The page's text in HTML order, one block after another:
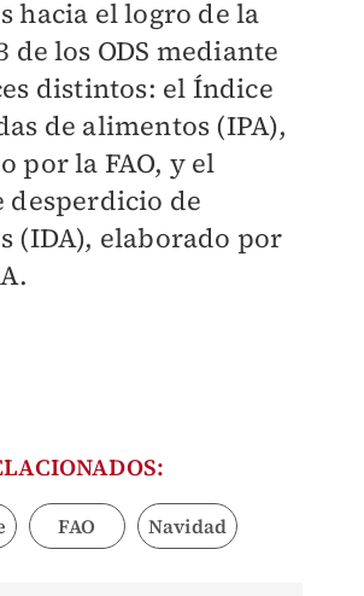
hacia el logro de la
de los ODS mediante
distintos: el Índice
de alimentos (IPA),
por la FAO, y el
desperdicio de
(IDA), elaborado por
FAO Navidad